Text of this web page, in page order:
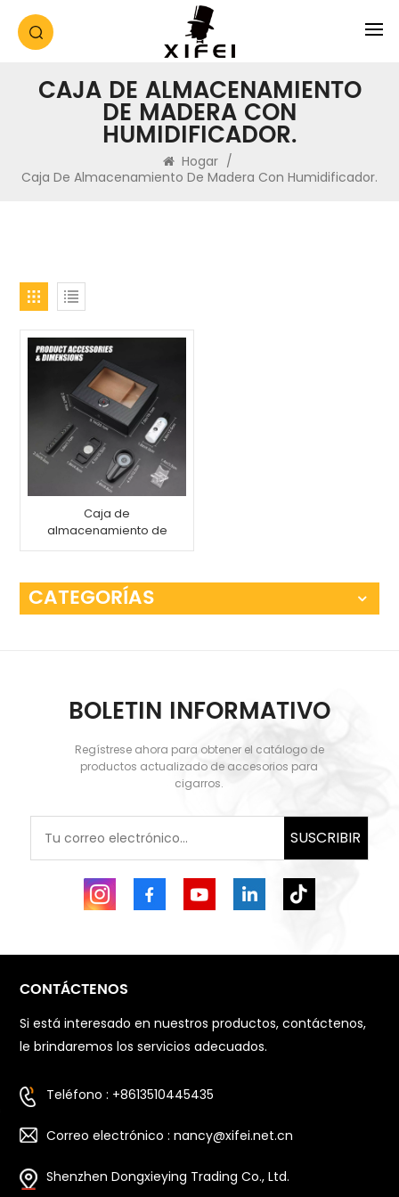
CAJA DE ALMACENAMIENTO
DE MADERA CON
HUMIDIFICADOR.
Hogar /
Caja De Almacenamiento De Madera Con Humidificador.
Caja de
almacenamiento de
embalaje de madera
con humidificador
CATEGORÍAS
BOLETIN INFORMATIVO
Regístrese ahora para obtener el catálogo de
productos actualizado de accesorios para
cigarros.
SUSCRIBIR
CONTÁCTENOS
Si está interesado en nuestros productos, contáctenos,
le brindaremos los servicios adecuados.
Teléfono : +8613510445435
Correo electrónico : nancy@xifei.net.cn
Shenzhen Dongxieying Trading Co., Ltd.